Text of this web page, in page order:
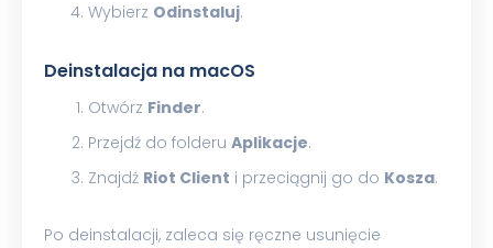
Wybierz Odinstaluj.
Deinstalacja na macOS
Otwórz Finder.
Przejdź do folderu Aplikacje.
Znajdź Riot Client i przeciągnij go do Kosza.
Po deinstalacji, zaleca się ręczne usunięcie